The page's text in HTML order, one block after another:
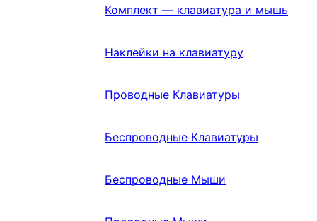
Комплект — клавиатура и мышь
Наклейки на клавиатуру
Проводные Клавиатуры
Беспроводные Клавиатуры
Беспроводные Мыши